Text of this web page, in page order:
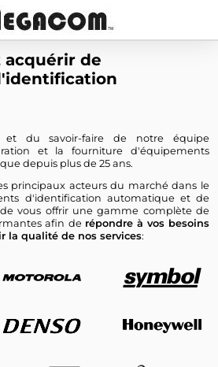
acquérir de
et du savoir-faire de notre équipe
et la fourniture d'équipements
depuis plus de 25 ans.
principaux acteurs du marché dans le
d'identification automatique et de
vous offrir une gamme complète de
afin de répondre à vos besoins
la qualité de nos services: